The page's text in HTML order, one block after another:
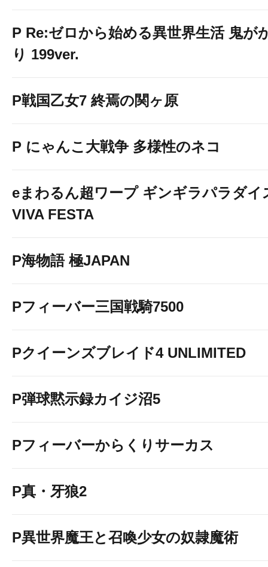
P Re:ゼロから始める異世界生活 鬼が
り 199ver.
P戦国乙女7 終焉の関ヶ原
P にゃんこ大戦争 多様性のネコ
eまわるん超ワープ ギンギラパラダイ
VIVA FESTA
P海物語 極JAPAN
Pフィーバー三国戦騎7500
Pクイーンズブレイド4 UNLIMITED
P弾球黙示録カイジ沼5
Pフィーバーからくりサーカス
P真・牙狼2
P異世界魔王と召喚少女の奴隷魔術